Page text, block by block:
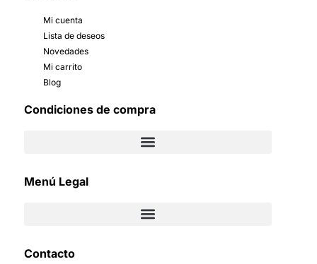
Mi cuenta
Lista de deseos
Novedades
Mi carrito
Blog
Condiciones de compra
Menú Legal
Contacto